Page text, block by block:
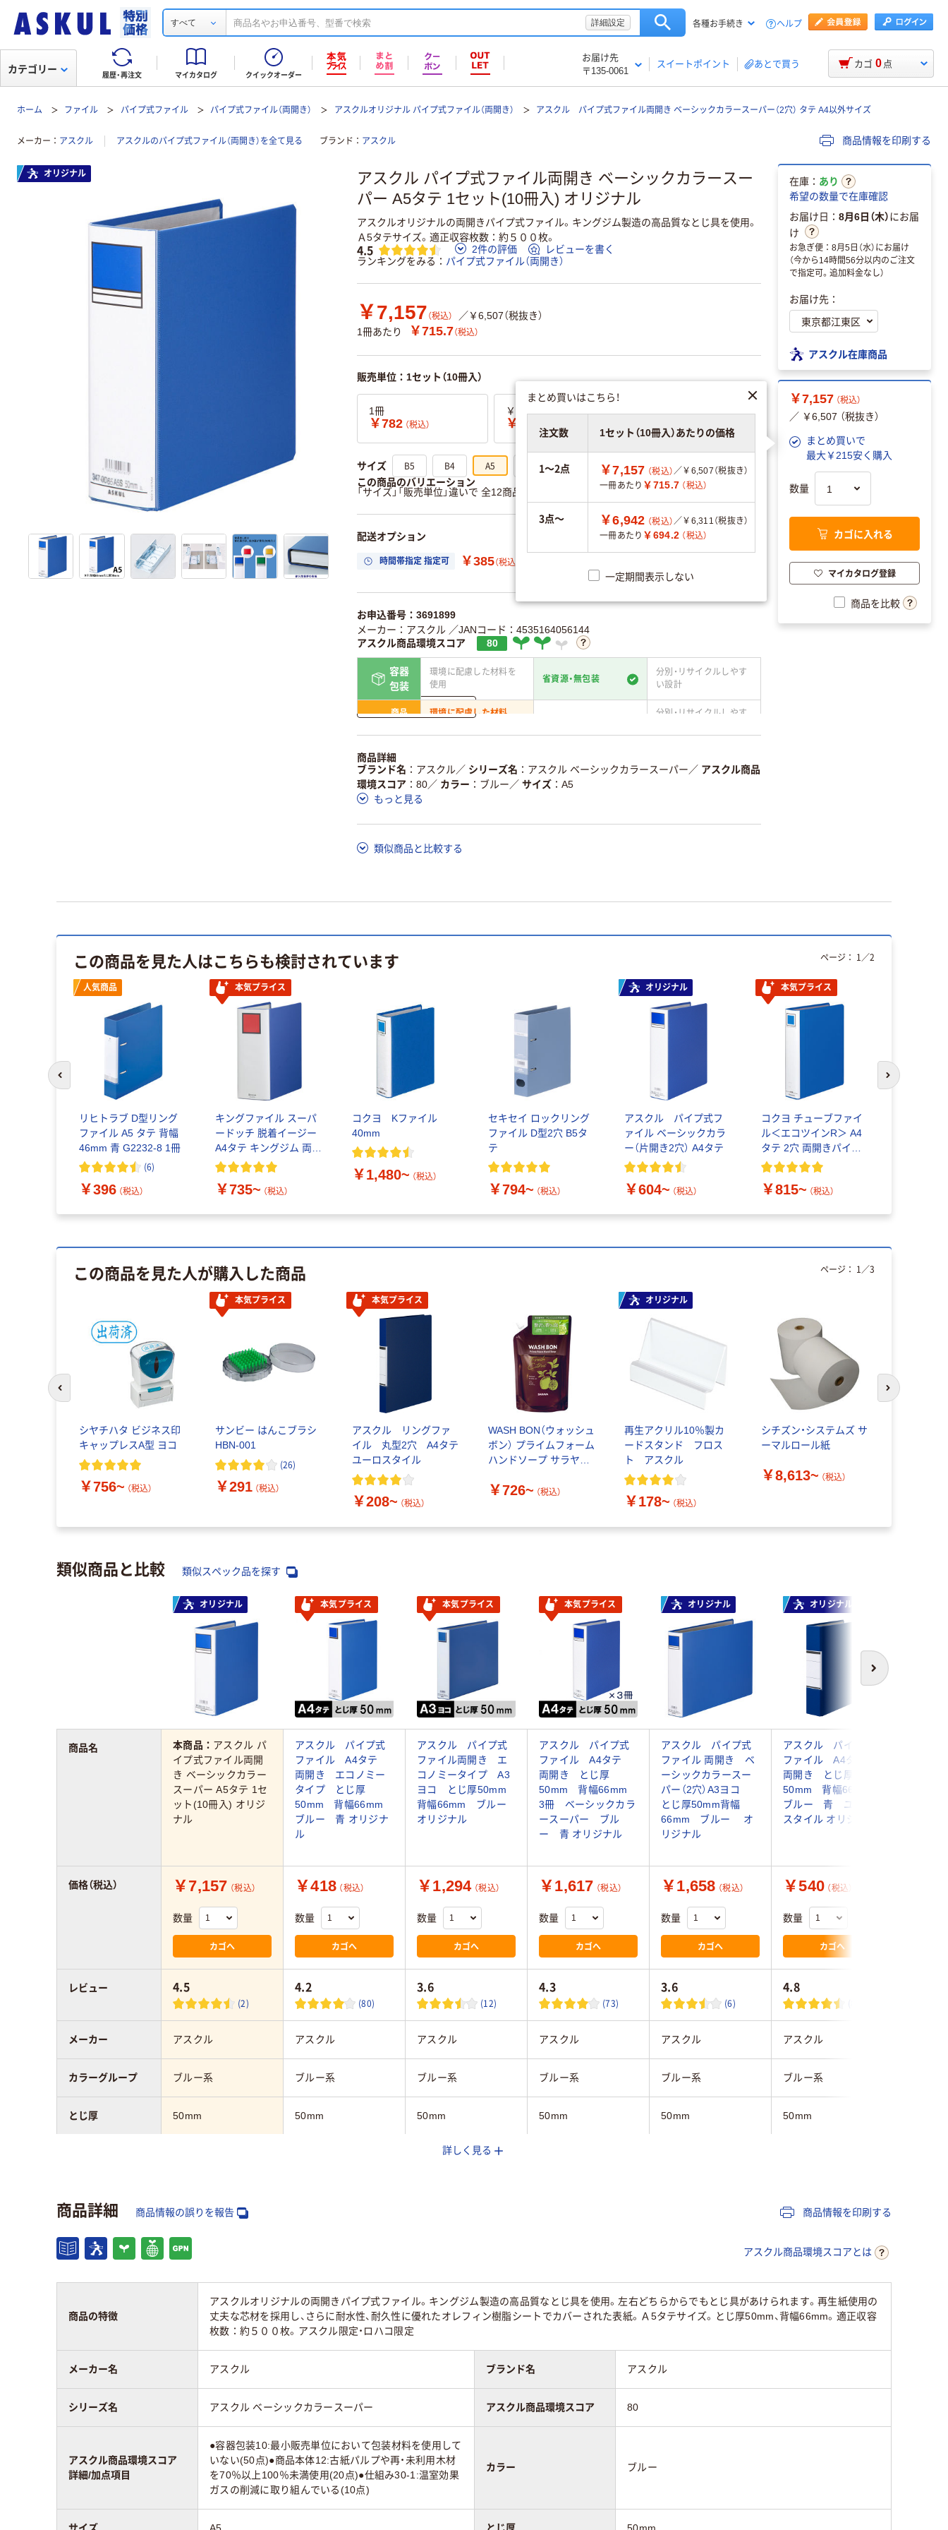
すべて 詳細設定 各種お手続き ヘルプ
履歴・再注文 マイカタログ クイックオーダー
お届け先
〒135-0061
スイートポイント あとで買う
カテゴリー カゴ 0 点
ホーム ファイル パイプ式ファイル パイプ式ファイル（両開き） アスクルオリジナル パイプ式ファイル（両開き） アスクル パイプ式ファイル両開き ベーシックカラースーパー（2穴） タテ A4以外サイズ
メーカー アスクル アスクルのパイプ式ファイル（両開き）を全て見る ブランド アスクル 商品情報を印刷する
アスクル パイプ式ファイル両開き ベーシックカラースー
パー A5タテ 1セット(10冊入) オリジナル
アスクルオリジナルの両開きパイプ式ファイル。キングジム製造の高品質なとじ具を使用。
Ａ5タテサイズ。適正収容枚数：約５００枚。
4.5 2件の評価
レビューを書く
ランキングをみる
パイプ式ファイル（両開き）
￥7,157 （税込）
／￥6,507（税抜き）
1冊あたり
￥715.7（税込）
販売単位：1セット（10冊入）
1冊
￥782 （税込）
￥769.67×3冊
￥2,309
￥715.7×10冊
サイズ B5 B4 A5
この商品のバリエーション
「サイズ」「販売単位」違いで 全12商品 あります。
すべてのバリエーションを見る
配送オプション
時間帯指定 指定可 ￥385（税込）
お申込番号：3691899
メーカー：アスクル ／JANコード：4535164056144
アスクル商品環境スコア
80
容器
包装
環境に配慮した材料を
使用
省資源・無包装
分別・リサイクルしやす
い設計
商品
環境に配慮した材料
分別・リサイクルしやす
仕組
ある
いる
削減
この商品の環境配慮ポイントです。詳しくはページ下部の商品詳細「
ア詳細／加点項目
詳しく見る
商品詳細
ブランド名
アスクル／ シリーズ名 アスクル ベーシックカラースーパー ／ アスクル商品
環境スコア
80／ カラー ブルー ／ サイズ
A5
もっと見る
類似商品と比較する
オリジナル
在庫： あり
希望の数量で在庫確認
お届け日： 8月6日（木）にお届
け
お急ぎ便：8月5日（水）にお届け
（今から14時間56分以内のご注文
で指定可。追加料金なし）
お届け先：
アスクル在庫商品
￥7,157 （税込）
／ ￥6,507 （税抜き）
まとめ買いで
最大￥215安く購入
まとめ買いはこちら！
注文数 1セット（10冊入）あたりの価格
1～2点 ￥7,157 （税込）／￥6,507（税抜き）
一冊あたり ￥715.7 （税込）
3点～ ￥6,942 （税込）／￥6,311（税抜き）
一冊あたり ￥694.2 （税込）
一定期間表示しない
数量
カゴに入れる
マイカタログ登録
商品を比較
この商品を見た人はこちらも検討されています
人気商品
リヒトラブ D型リング
ファイル A5 タテ 背幅
46mm 青 G2232-8 1冊
(6)
￥396 （税込）
本気プライス
キングファイル スーパ
ードッチ 脱着イージー
A4タテ キングジム 両開
きパイプファイル
￥735~ （税込）
コクヨ Kファイル
40mm
￥1,480~ （税込）
セキセイ ロックリング
ファイル D型2穴 B5タ
テ
￥794~ （税込）
オリジナル
アスクル パイプ式フ
ァイル ベーシックカラ
ー（片開き2穴） A4タテ
￥604~ （税込）
本気プライス
コクヨ チューブファイ
ル＜エコツインR＞ A4
タテ 2穴 両開きパイプ
式ファイル
￥815~ （税込）
ページ： 1 ／2
前のスライドへ 次のスライド
この商品を見た人が購入した商品
シヤチハタ ビジネス印
キャップレスA型 ヨコ
￥756~ （税込）
本気プライス
サンビー はんこブラシ
HBN-001
(26)
￥291 （税込）
本気プライス
アスクル リングファ
イル 丸型2穴 A4タテ
ユーロスタイル
￥208~ （税込）
WASH BON（ウォッシュ
ボン） プライムフォーム
ハンドソープ サラヤ
￥726~ （税込）
オリジナル
再生アクリル10％製カ
ードスタンド フロス
ト アスクル
￥178~ （税込）
シチズン・システムズ サ
ーマルロール紙
￥8,613~ （税込）
ページ： 1／3
前のスライドへ 次のスライド
類似商品と比較 類似スペック品を探す
次へ
オリジナル 本気プライス 本気プライス 本気プライス オリジナル オリジナル
本商品： アスクル パ
イプ式ファイル両開
き ベーシックカラー
スーパー A5タテ 1セ
ット(10冊入) オリジ
ナル
アスクル パイプ式
ファイル A4タテ
両開き エコノミー
タイプ とじ厚
50mm 背幅66mm
ブルー 青 オリジナ
ル
アスクル パイプ式
ファイル両開き エ
コノミータイプ A3
ヨコ とじ厚50mm
背幅66mm ブルー
オリジナル
アスクル パイプ式
ファイル A4タテ
両開き とじ厚
50mm 背幅66mm
3冊 ベーシックカラ
ースーパー ブル
ー 青 オリジナル
アスクル パイプ式
ファイル 両開き ベ
ーシックカラースー
パー（2穴）A3ヨコ
とじ厚50mm背幅
66mm ブルー オ
リジナル
アスクル パイプ式
ファイル A4タテ
両開き とじ厚
50mm 背幅66mm
ブルー 青 ユーロ
スタイル オリジナル
￥7,157 （税込）
数量
カゴへ
￥418 （税込）
数量
カゴへ
￥1,294 （税込）
数量
カゴへ
￥1,617 （税込）
数量
カゴへ
￥1,658 （税込）
数量
カゴへ
￥540 （税込）
数量
カゴへ
4.5
(2)
4.2
(80)
3.6
(12)
4.3
(73)
3.6
(6)
4.8
(8)
アスクル アスクル アスクル アスクル アスクル アスクル
ブルー系 ブルー系 ブルー系 ブルー系 ブルー系 ブルー系
50mm 50mm 50mm 50mm 50mm 50mm
A3ヨコ
商品名
価格（税込）
レビュー
メーカー
カラーグループ
とじ厚
スコア
詳しく見る
商品詳細 商品情報の誤りを報告 商品情報を印刷する
アスクル商品環境スコアとは
商品の特徴
アスクルオリジナルの両開きパイプ式ファイル。キングジム製造の高品質なとじ具を使用。左右どちらからでもとじ具があけられます。再生紙使用の
丈夫な芯材を採用し、さらに耐水性、耐久性に優れたオレフィン樹脂シートでカバーされた表紙。Ａ5タテサイズ。とじ厚50mm、背幅66mm。適正収容
枚数：約５００枚。アスクル限定・ロハコ限定
メーカー名 アスクル ブランド名 アスクル
シリーズ名 アスクル ベーシックカラースーパー アスクル商品環境スコア 80
アスクル商品環境スコア
詳細/加点項目
●容器包装10:最小販売単位において包装材料を使用して
いない(50点)●商品本体12:古紙パルプや再・未利用木材
を70％以上100％未満使用(20点)●仕組み30-1:温室効果
ガスの削減に取り組んでいる(10点)
カラー ブルー